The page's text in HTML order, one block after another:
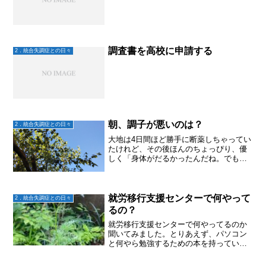
2．統合失調症との日々 調査書を高校に申請する
2．統合失調症との日々 朝、調子が悪いのは？
大地は4日間ほど勝手に断薬しちゃってい
たけれど、その後ほんのちょっぴり、優
しく「身体がだるかったんだね。でも頑
一応服薬はしている様子...
2．統合失調症との日々
就労移行支援センターで何やって
るの？
就労移行支援センターで何やってるのか
聞いてみました。とりあえず、パソコン
と何やら勉強するための本を持っていっ